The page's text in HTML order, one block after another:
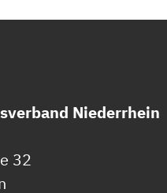
Niederrhein
32